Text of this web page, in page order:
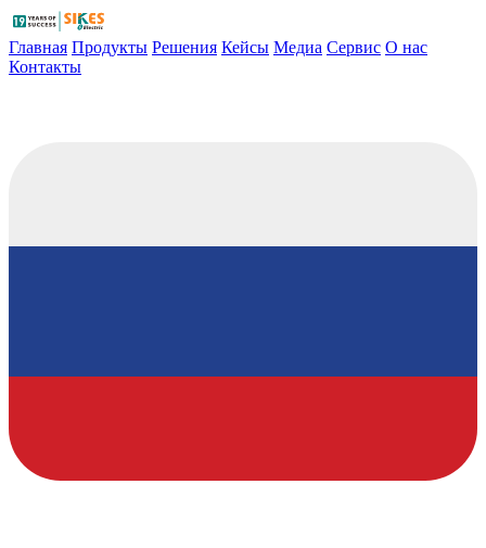
Главная Продукты Решения Кейсы Медиа Сервис О нас
Контакты